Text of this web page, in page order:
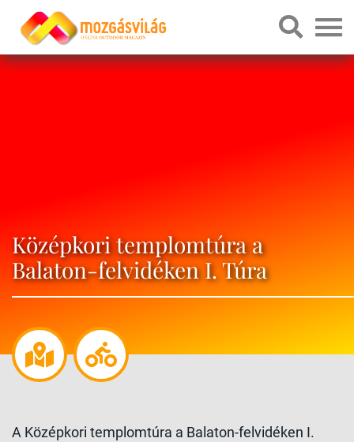
Középkori templomtúra a
Balaton-felvidéken I. Túra
A Középkori templomtúra a Balaton-felvidéken I.